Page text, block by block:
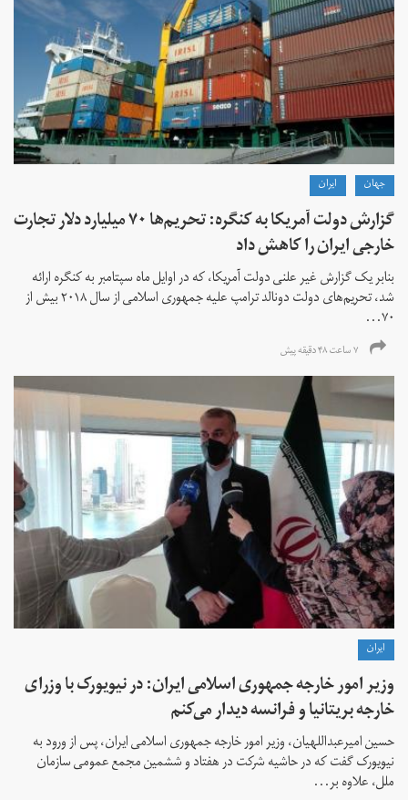
جهان ايران
گزارش دولت آمریکا به کنگره: تحریم‌ها ۷۰ میلیارد دلار تجارت
خارجی ایران را کاهش داد
بنابر یک گزارش غیر علنی دولت آمریکا، که در اوایل ماه سپتامبر به کنگره ارائه
شد، تحریم‌های دولت دونالد ترامپ علیه جمهوری اسلامی از سال ۲۰۱۸ بیش از
۷۰...
۷ ساعت ۴۸ دقیقه پیش
ايران
وزیر امور خارجه جمهوری اسلامی ایران: در نیویورک با وزرای
خارجه بریتانیا و فرانسه دیدار می‌کنم
حسین امیرعبداللهیان، وزیر امور خارجه جمهوری اسلامی ایران، پس از ورود به
نیویورک گفت که در حاشیه شرکت در هفتاد و ششمین مجمع عمومی سازمان
ملل، علاوه بر...